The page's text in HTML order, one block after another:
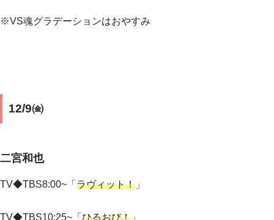
※VS魂グラデーションはおやすみ
12/9㈮
二宮和也
TV◆TBS8:00~ 「 ラヴィット！ 」
TV◆TBS10:25~ 「 ひるおび！ 」